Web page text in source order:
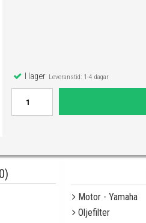
I lagerLeveranstid: 1-4 dagar
Motor - Yamaha
Oljefilter